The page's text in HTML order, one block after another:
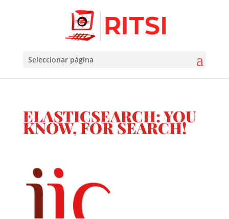
Seleccionar página
ELASTICSEARCH: YOU
KNOW, FOR SEARCH!